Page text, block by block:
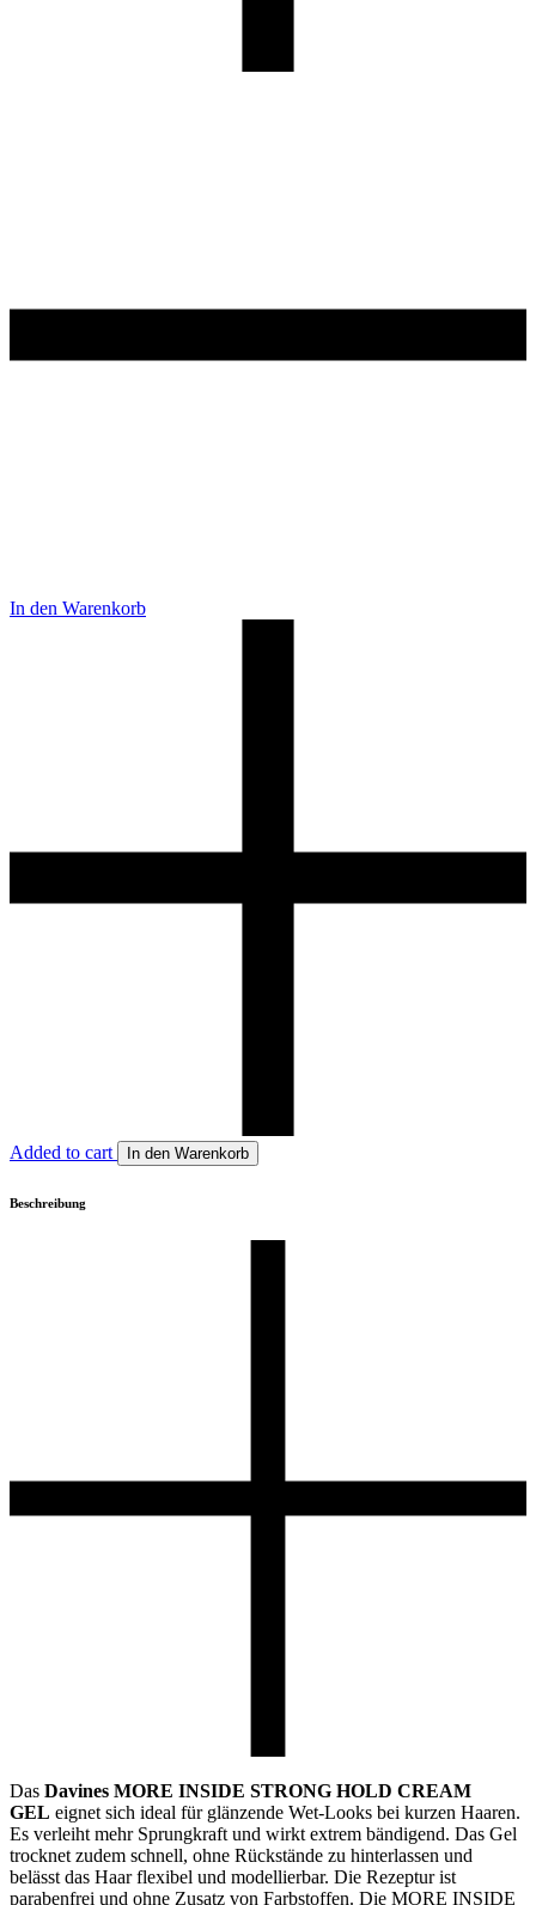
In den Warenkorb
Added to cart In den Warenkorb
Beschreibung
Das Davines MORE INSIDE STRONG HOLD CREAM
GEL eignet sich ideal für glänzende Wet-Looks bei kurzen Haaren.
Es verleiht mehr Sprungkraft und wirkt extrem bändigend. Das Gel
trocknet zudem schnell, ohne Rückstände zu hinterlassen und
belässt das Haar flexibel und modellierbar. Die Rezeptur ist
parabenfrei und ohne Zusatz von Farbstoffen. Die MORE INSIDE